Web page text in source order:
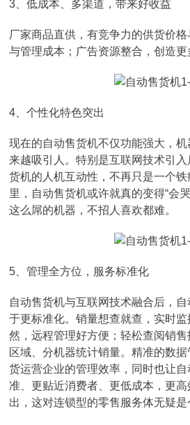
3、低成本、多渠道，带来好收益
厂家商品直供，有竞争力的供货价
与管理成本；广告资源整合，创造更
4、个性化特色突出
现在的自动售货机不仅功能强大，
来越吸引人。特别是互联网技术引
货机的人机互动性，不再只是一个
里，自动售货机或许就真的变得“会哭
这么屌的机器，不招人喜欢都难。
5、管理全方位，服务标准化
自动售货机与互联网技术融合后，
于更标准化。销量想查就查，实时
然，远程管理好方便；轻松查阅销
区域、分机器统计销量。精准的数
货运营企业的管理效率，同时也让
准、更贴近消费者、更低成本，更
出，这对连锁型的零售服务体无疑是